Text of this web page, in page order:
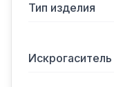
Тип изделия
Искрогаситель